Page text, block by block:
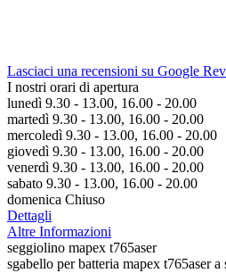
Lasciaci una recensioni su Google
I nostri orari di apertura
lunedì 9.30 - 13.00, 16.00 - 20.00
martedì 9.30 - 13.00, 16.00 - 20.00
mercoledì 9.30 - 13.00, 16.00 - 20.00
giovedì 9.30 - 13.00, 16.00 - 20.00
venerdì 9.30 - 13.00, 16.00 - 20.00
sabato 9.30 - 13.00, 16.00 - 20.00
domenica Chiuso
Dettagli
Altre Informazioni
seggiolino mapex t765aser
sgabello per batteria mapex t765aser